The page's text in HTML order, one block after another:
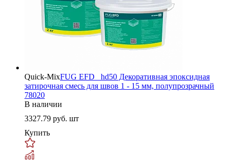
Quick-MixFUG EFD _hd50 Декоративная эпоксидная
затирочная смесь для швов 1 - 15 мм, полупрозрачный
78020
В наличии
3327.79 руб. шт
Купить